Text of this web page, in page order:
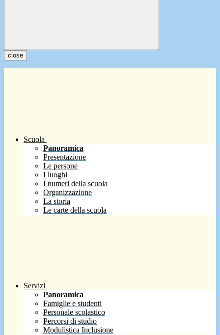
close
Scuola
Panoramica
Presentazione
Le persone
I luoghi
I numeri della scuola
Organizzazione
La storia
Le carte della scuola
Servizi
Panoramica
Famiglie e studenti
Personale scolastico
Percorsi di studio
Modulistica Inclusione